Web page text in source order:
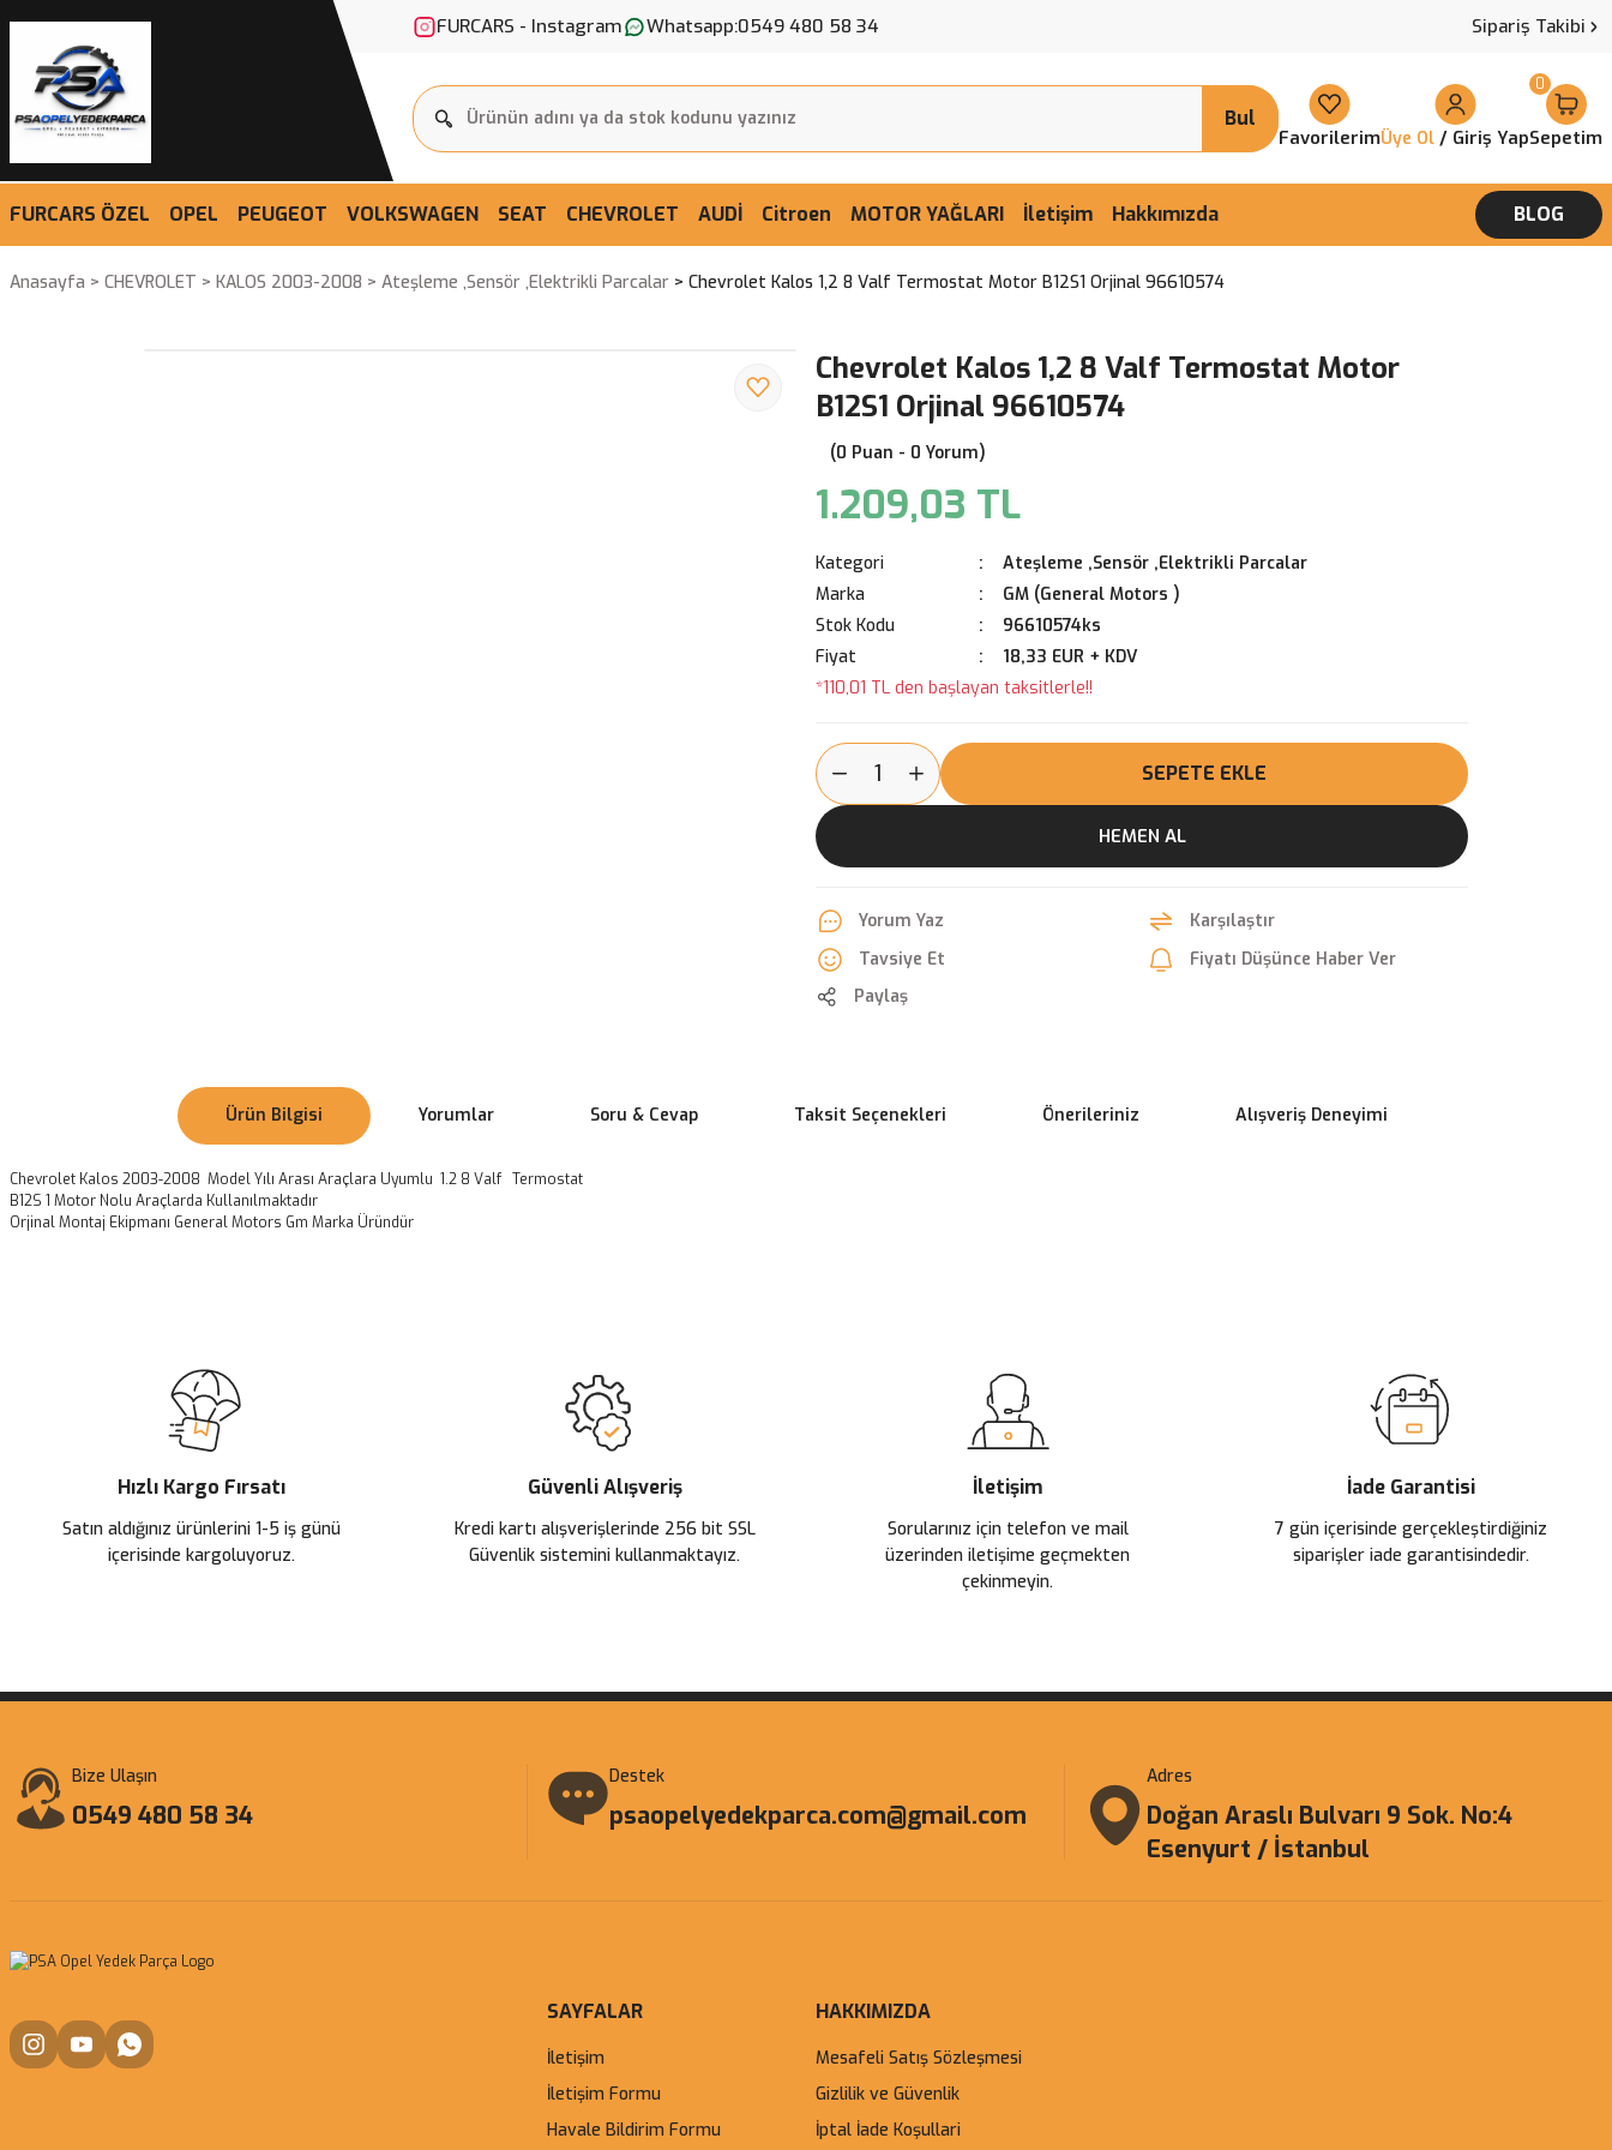
FURCARS - Instagram Whatsapp:0549 480 58 34 Sipariş Takibi
Bul
FavorilerimÜye Ol / Giriş YapSepetim
0
FURCARS ÖZEL OPEL PEUGEOT VOLKSWAGEN SEAT CHEVROLET AUDİ Citroen MOTOR YAĞLARI İletişim Hakkımızda BLOG
Anasayfa CHEVROLET KALOS 2003-2008 Ateşleme ,Sensör ,Elektrikli Parcalar Chevrolet Kalos 1,2 8 Valf Termostat Motor B12S1 Orjinal 96610574
Chevrolet Kalos 1,2 8 Valf Termostat Motor
B12S1 Orjinal 96610574
(0 Puan - 0 Yorum)
1.209,03 TL
Kategori
Ateşleme ,Sensör ,Elektrikli Parcalar
Marka
GM (General Motors )
Stok Kodu
96610574ks
Fiyat
18,33 EUR + KDV
*110,01 TL den başlayan taksitlerle!!
SEPETE EKLE
HEMEN AL
Yorum Yaz
Karşılaştır
Tavsiye Et
Fiyatı Düşünce Haber Ver
Paylaş
Ürün Bilgisi Yorumlar Soru & Cevap Taksit Seçenekleri Önerileriniz Alışveriş Deneyimi
Chevrolet Kalos 2003-2008 Model Yılı Arası Araçlara Uyumlu 1.2 8 Valf Termostat
B12S 1 Motor Nolu Araçlarda Kullanılmaktadır
Orjinal Montaj Ekipmanı General Motors Gm Marka Üründür
Ürün açıklamasında eksik bilgiler bulunuyor.
Ürün bilgilerinde hatalar bulunuyor.
Ürün fiyatı diğer sitelerden daha pahalı.
Bu ürüne benzer farklı alternatifler olmalı.
Hızlı Kargo Fırsatı
Satın aldığınız ürünlerini 1-5 iş günü
içerisinde kargoluyoruz.
Güvenli Alışveriş
Kredi kartı alışverişlerinde 256 bit SSL
Güvenlik sistemini kullanmaktayız.
İletişim
Sorularınız için telefon ve mail
üzerinden iletişime geçmekten
çekinmeyin.
İade Garantisi
7 gün içerisinde gerçekleştirdiğiniz
siparişler iade garantisindedir.
Bize Ulaşın
0549 480 58 34
Destek
psaopelyedekparca.com@gmail.com
Adres
Doğan Araslı Bulvarı 9 Sok. No:4
Esenyurt / İstanbul
SAYFALAR
İletişim
İletişim Formu
Havale Bildirim Formu
HAKKIMIZDA
Mesafeli Satış Sözleşmesi
Gizlilik ve Güvenlik
İptal İade Koşullari